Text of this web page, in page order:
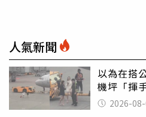
人氣新聞
以為在搭
機坪「揮
傻眼2026-